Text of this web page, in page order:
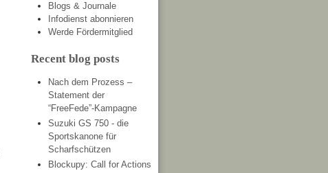
Blogs & Journale
Infodienst abonnieren
Werde Fördermitglied
Recent blog posts
Nach dem Prozess –
Statement der
“FreeFede”-Kampagne
Suzuki GS 750 - die
Sportskanone für
Scharfschützen
Blockupy: Call for Actions